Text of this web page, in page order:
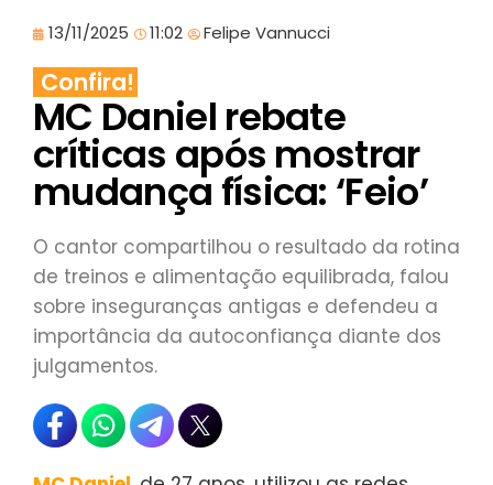
13/11/2025 11:02 Felipe Vannucci
Confira!
MC Daniel rebate
críticas após mostrar
mudança física: ‘Feio’
O cantor compartilhou o resultado da rotina
de treinos e alimentação equilibrada, falou
sobre inseguranças antigas e defendeu a
importância da autoconfiança diante dos
julgamentos.